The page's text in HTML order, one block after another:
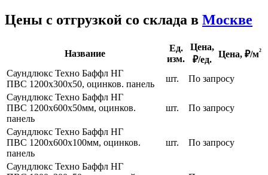
Цены с отгрузкой со склада в Москве
Название
Ед.
изм.
Цена,
₽/ед.
Цена, ₽/м²
Саундлюкс Техно Баффл НГ
ПВС 1200х300х50, оцинков. панель
шт.
По запросу
Саундлюкс Техно Баффл НГ
ПВС 1200х600х50мм, оцинков.
панель
шт. По запросу
Саундлюкс Техно Баффл НГ
ПВС 1200х600х100мм, оцинков.
панель
шт. По запросу
Саундлюкс Техно Баффл НГ